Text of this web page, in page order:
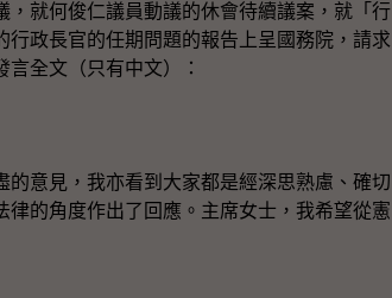
就何俊仁議員動議的休會待續議案，就「行
政長官的任期問題的報告上呈國務院，請求
全文（只有中文）：
意見，我亦看到大家都是經深思熟慮、確切
的角度作出了回應。主席女士，我希望從憲